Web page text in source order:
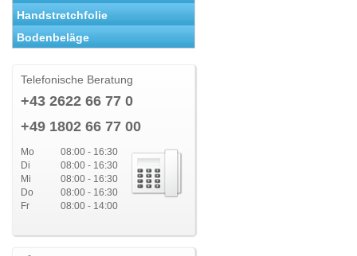
Handstretchfolie
Bodenbeläge
Telefonische Beratung
+43 2622 66 77 0
+49 1802 66 77 00
Mo
08:00 - 16:30
Di
08:00 - 16:30
Mi
08:00 - 16:30
Do
08:00 - 16:30
Fr
08:00 - 14:00